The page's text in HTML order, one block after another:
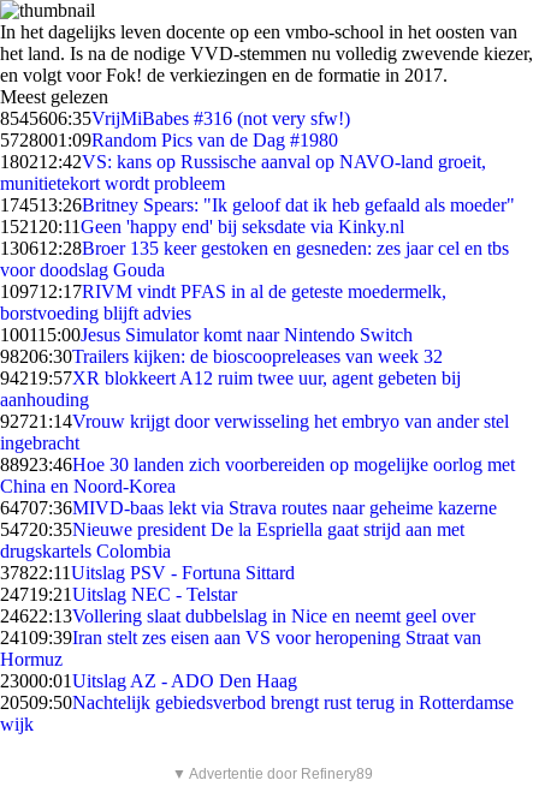
In het dagelijks leven docente op een vmbo-school in het oosten van
het land. Is na de nodige VVD-stemmen nu volledig zwevende kiezer,
en volgt voor Fok! de verkiezingen en de formatie in 2017.
Meest gelezen
8545606:35VrijMiBabes #316 (not very sfw!)
5728001:09Random Pics van de Dag #1980
180212:42VS: kans op Russische aanval op NAVO-land groeit,
munitietekort wordt probleem
174513:26Britney Spears: "Ik geloof dat ik heb gefaald als moeder"
1521 20:11Geen 'happy end' bij seksdate via Kinky.nl
130612:28Broer 135 keer gestoken en gesneden: zes jaar cel en tbs
voor doodslag Gouda
109712:17RIVM vindt PFAS in al de geteste moedermelk,
borstvoeding blijft advies
100115:00Jesus Simulator komt naar Nintendo Switch
98206:30Trailers kijken: de bioscoopreleases van week 32
94219:57XR blokkeert A12 ruim twee uur, agent gebeten bij
aanhouding
92721:14Vrouw krijgt door verwisseling het embryo van ander stel
ingebracht
88923:46Hoe 30 landen zich voorbereiden op mogelijke oorlog met
China en Noord-Korea
64707:36MIVD-baas lekt via Strava routes naar geheime kazerne
54720:35Nieuwe president De la Espriella gaat strijd aan met
drugskartels Colombia
37822:11Uitslag PSV - Fortuna Sittard
24719:21Uitslag NEC - Telstar
24622:13Vollering slaat dubbelslag in Nice en neemt geel over
24109:39Iran stelt zes eisen aan VS voor heropening Straat van
Hormuz
23000:01Uitslag AZ - ADO Den Haag
20509:50Nachtelijk gebiedsverbod brengt rust terug in Rotterdamse
wijk
▼ Advertentie door Refinery89